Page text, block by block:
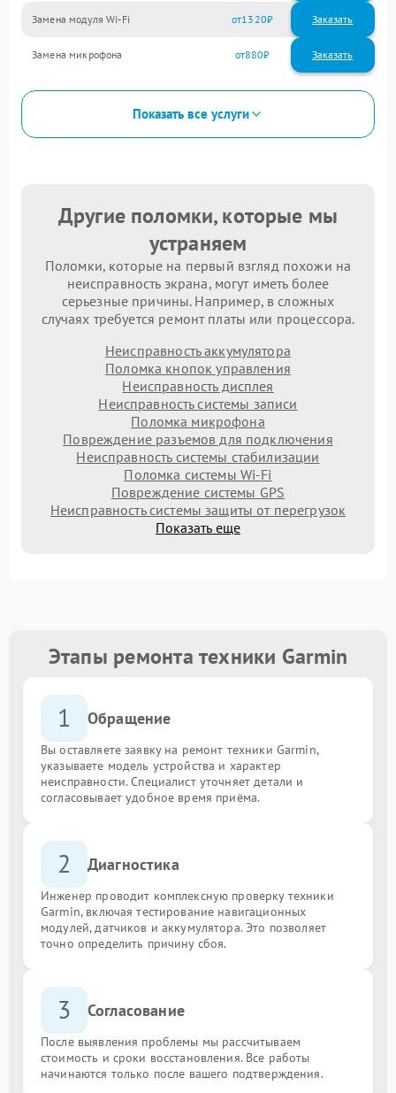
Замена модуля Wi-Fi 1320
Замена микрофона 880
Показать все услуги
Другие поломки, которые мы
устраняем
Поломки, которые на первый взгляд похожи на
неисправность экрана, могут иметь более
серьезные причины. Например, в сложных
случаях требуется ремонт платы или процессора.
Неисправность аккумулятора
Поломка кнопок управления
Неисправность дисплея
Неисправность системы записи
Поломка микрофона
Повреждение разъемов для подключения
Неисправность системы стабилизации
Поломка системы Wi-Fi
Повреждение системы GPS
Неисправность системы защиты от перегрузок
Показать еще
Этапы ремонта техники Garmin
1 Обращение
Вы оставляете заявку на ремонт техники Garmin,
указываете модель устройства и характер
неисправности. Специалист уточняет детали и
согласовывает удобное время приёма.
2 Диагностика
Инженер проводит комплексную проверку техники
Garmin, включая тестирование навигационных
модулей, датчиков и аккумулятора. Это позволяет
точно определить причину сбоя.
3 Согласование
После выявления проблемы мы рассчитываем
стоимость и сроки восстановления. Все работы
начинаются только после вашего подтверждения.